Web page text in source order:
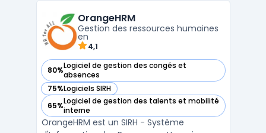
l'alignement des valeurs au cœur de sa
stratégie. La solutio ...
OrangeHRM
Gestion des ressources humaines
en
4,1
80%Logiciel de gestion des congés et
absences
— voir OrangeHRM dans cette catégorie
75%Logiciels SIRH
— voir OrangeHRM dans cette catégorie
65%Logiciel de gestion des talents et mobilité
interne
— voir OrangeHRM dans cette catégorie
OrangeHRM est un SIRH - Système